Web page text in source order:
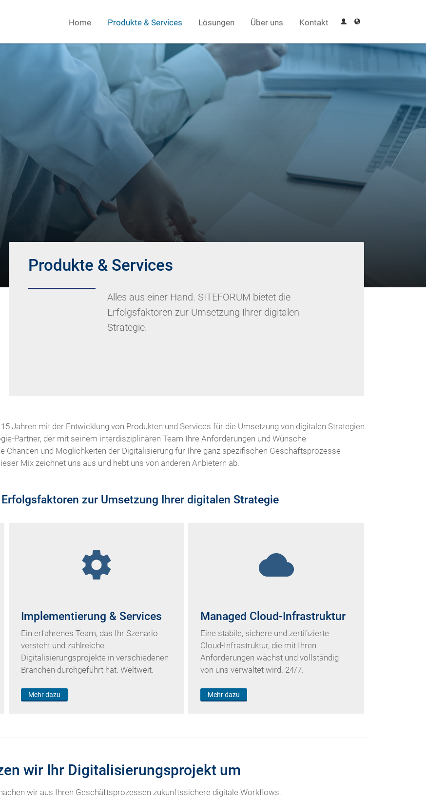
Home Produkte & Services Lösungen Über uns Kontakt
Produkte & Services
Alles aus einer Hand. SITEFORUM bietet die
Erfolgsfaktoren zur Umsetzung Ihrer digitalen
Strategie.
Jahren mit der Entwicklung von Produkten und Services für die Umsetzung von digitalen Strategien.
Partner, der mit seinem interdisziplinären Team Ihre Anforderungen und Wünsche
Chancen und Möglichkeiten der Digitalisierung für Ihre ganz spezifischen Geschäftsprozesse
Mix zeichnet uns aus und hebt uns von anderen Anbietern ab.
Erfolgsfaktoren zur Umsetzung Ihrer digitalen Strategie
settings
Implementierung & Services
Ein erfahrenes Team, das Ihr Szenario
versteht und zahlreiche
Digitalisierungsprojekte in verschiedenen
Branchen durchgeführt hat. Weltweit.
Mehr dazu
cloud
Managed Cloud-Infrastruktur
Eine stabile, sichere und zertifizierte
Cloud-Infrastruktur, die mit Ihren
Anforderungen wächst und vollständig
von uns verwaltet wird. 24/7.
Mehr dazu
wir Ihr Digitalisierungsprojekt um
wir aus Ihren Geschäftsprozessen zukunftssichere digitale Workflows: